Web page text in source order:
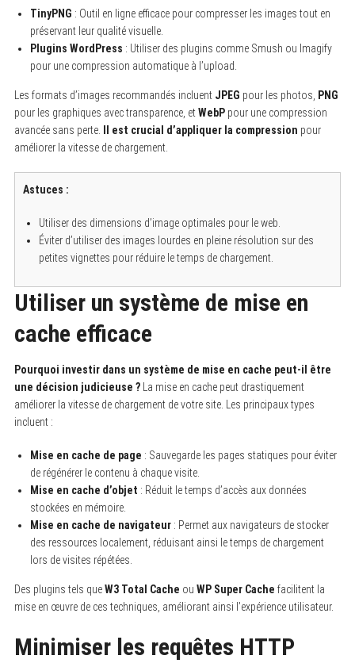
TinyPNG : Outil en ligne efficace pour compresser les images tout en
préservant leur qualité visuelle.
Plugins WordPress : Utiliser des plugins comme Smush ou Imagify
pour une compression automatique à l’upload.
Les formats d’images recommandés incluent JPEG pour les photos,
PNG
pour les graphiques avec transparence, etWebPpour une compression
avancée sans perte.
Il est crucial d’appliquer la compression pour
améliorer la vitesse de chargement.
Astuces :
Utiliser des dimensions d’image optimales pour le web.
Éviter d’utiliser des images lourdes en pleine résolution sur des
petites vignettes pour réduire le temps de chargement.
Utiliser un système de mise en
cache efficace
Pourquoi investir dans un système de mise en cache peut-il être
une décision judicieuse ?La mise en cache peut drastiquement
améliorer la vitesse de chargement de votre site. Les principaux types
incluent :
Mise en cache de page : Sauvegarde les pages statiques pour éviter
de régénérer le contenu à chaque visite.
Mise en cache d’objet : Réduit le temps d’accès aux données
stockées en mémoire.
Mise en cache de navigateur: Permet aux navigateurs de stocker
des ressources localement, réduisant ainsi le temps de chargement
lors de visites répétées.
Des plugins tels queW3 Total Cache ou WP Super Cache facilitent la
mise en œuvre de ces techniques, améliorant ainsi l’expérience utilisateur.
Minimiser les requêtes HTTP